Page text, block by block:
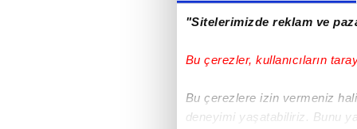
"Sitelerimizde reklam ve
Bu çerezler, kullanıcıların
Bu çerezlere izin vermeniz
deneyimi yaşatabiliriz. Bunu
Esir tutulan
Kapısı'ndan